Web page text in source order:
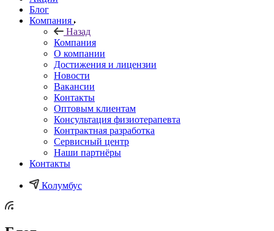
Блог
Компания
Назад
Компания
О компании
Достижения и лицензии
Новости
Вакансии
Контакты
Оптовым клиентам
Консультация физиотерапевта
Контрактная разработка
Сервисный центр
Наши партнёры
Контакты
Колумбус